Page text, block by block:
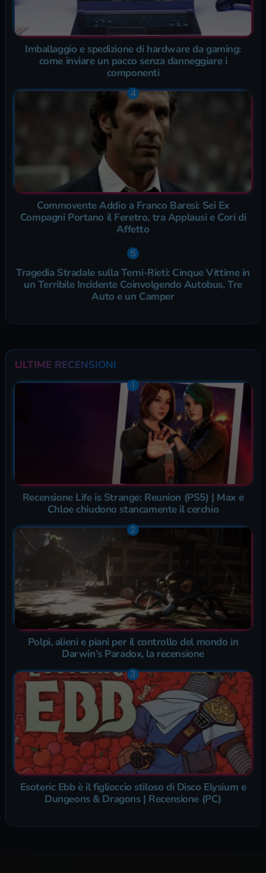
Imballaggio e spedizione di hardware da gaming:
come inviare un pacco senza danneggiare i
componenti
Commovente Addio a Franco Baresi: Sei Ex
Compagni Portano il Feretro, tra Applausi e Cori di
Affetto
Tragedia Stradale sulla Terni-Rieti: Cinque Vittime in
un Terribile Incidente Coinvolgendo Autobus, Tre
Auto e un Camper
ULTIME RECENSIONI
Recensione Life is Strange: Reunion (PS5) | Max e
Chloe chiudono stancamente il cerchio
Polpi, alieni e piani per il controllo del mondo in
Darwin’s Paradox, la recensione
Esoteric Ebb è il figlioccio stiloso di Disco Elysium e
Dungeons & Dragons | Recensione (PC)